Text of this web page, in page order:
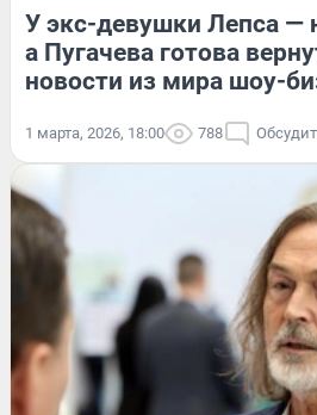
У экс-девушки Лепса —
а Пугачева готова
новости из мира шоу-
1 марта, 2026, 18:00 788